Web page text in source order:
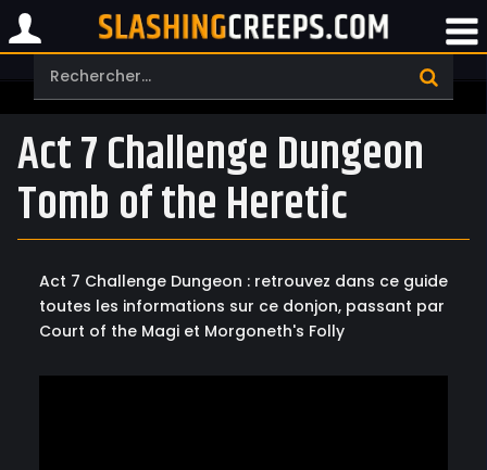
Act 7 Challenge Dungeon
Tomb of the Heretic
Act 7 Challenge Dungeon : retrouvez dans ce guide
toutes les informations sur ce donjon, passant par
Court of the Magi et Morgoneth's Folly